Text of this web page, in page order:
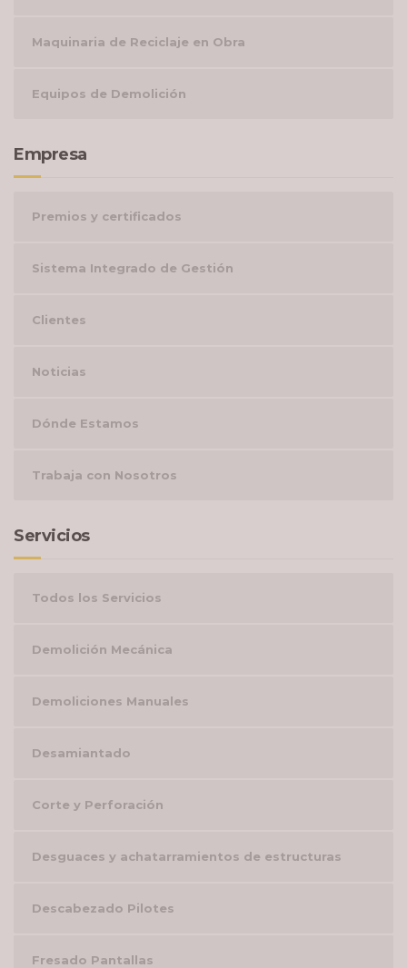
Maquinaria de Reciclaje en Obra
Equipos de Demolición
Empresa
Premios y certificados
Sistema Integrado de Gestión
Clientes
Noticias
Dónde Estamos
Trabaja con Nosotros
Servicios
Todos los Servicios
Demolición Mecánica
Demoliciones Manuales
Desamiantado
Corte y Perforación
Desguaces y achatarramientos de estructuras
Descabezado Pilotes
Fresado Pantallas